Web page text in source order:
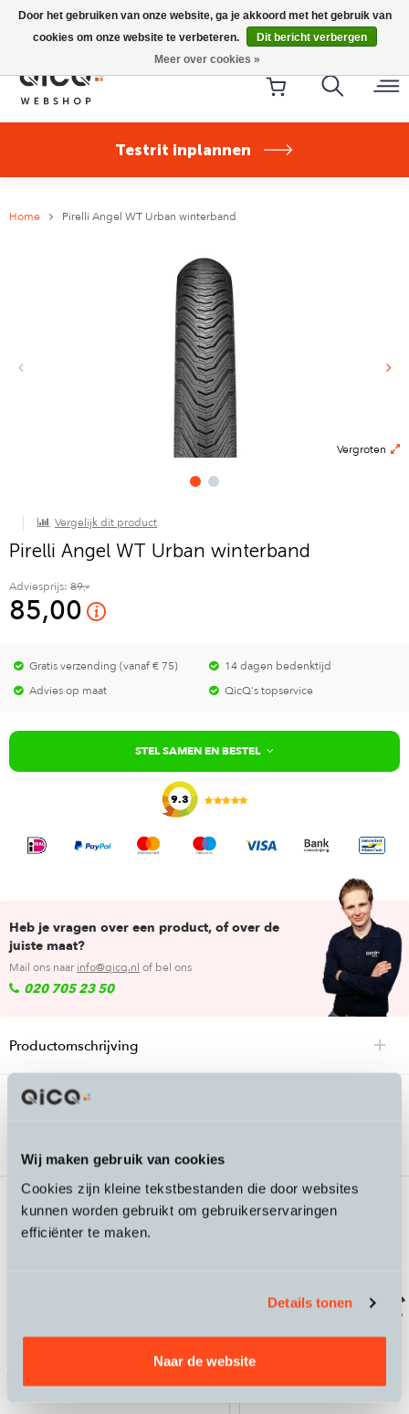
Wij maken gebruik van cookies
Cookies zijn kleine tekstbestanden die door websites
kunnen worden gebruikt om gebruikerservaringen
efficiënter te maken.
Details tonen
Naar de website
Riese & Müller Nevo5 Silent Core nu direct uit voorraad
leverbaar!
Testrit inplannen
Home Pirelli Angel WT Urban winterband
Vergroten
Vergelijk dit product
Pirelli Angel WT Urban winterband
Adviesprijs: 89,-
85,00
Gratis verzending (vanaf € 75)
14 dagen bedenktijd
Advies op maat
QicQ's topservice
STEL SAMEN EN BESTEL
9.3
Heb je vragen over een product, of over de
juiste maat?
Mail ons naar info@qicq.nl of bel ons
020 705 23 50
Productomschrijving
Nieuw
Door het gebruiken van onze website, ga je akkoord met het gebruik van
cookies om onze website te verbeteren.
Dit bericht verbergen
Meer over cookies »